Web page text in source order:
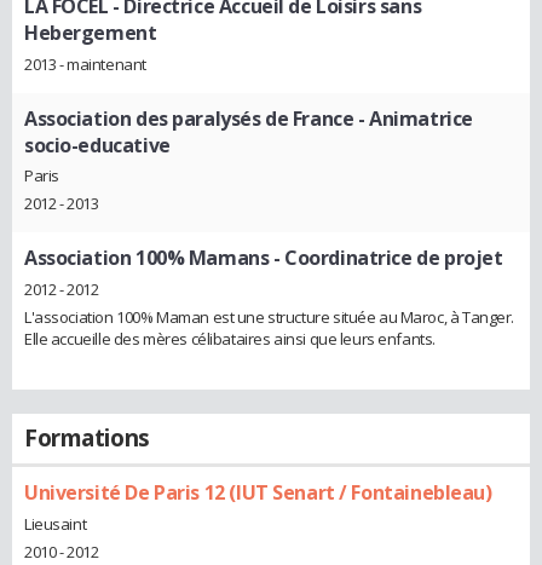
LA FOCEL - Directrice Accueil de Loisirs sans
Hebergement
2013 - maintenant
Association des paralysés de France - Animatrice
socio-educative
Paris
2012 - 2013
Association 100% Mamans- Coordinatrice de projet
2012 - 2012
L'association 100% Maman est une structure située au Maroc, à Tanger.
Elle accueille des mères célibataires ainsi que leurs enfants.
Formations
Université De Paris 12 (IUT Senart / Fontainebleau)
Lieusaint
2010 - 2012